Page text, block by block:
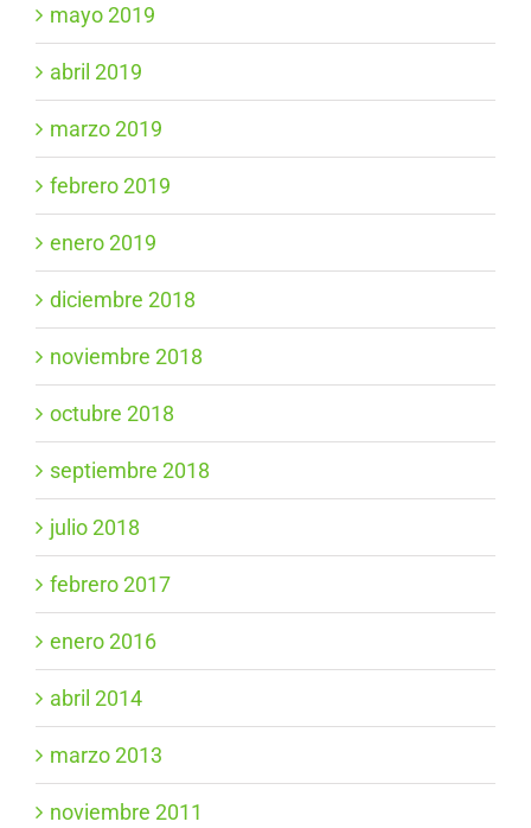
mayo 2019
abril 2019
marzo 2019
febrero 2019
enero 2019
diciembre 2018
noviembre 2018
octubre 2018
septiembre 2018
julio 2018
febrero 2017
enero 2016
abril 2014
marzo 2013
noviembre 2011